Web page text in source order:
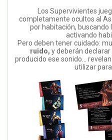
Los Supervivientes
completamente ocultos al
por habitación, buscando
activando
Pero deben tener cuidado:
ruido, y deberán
producido ese sonido…
utilizar